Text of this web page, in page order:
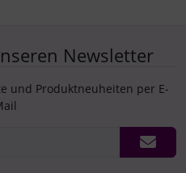
Newsletter
und Produktneuheiten per E-